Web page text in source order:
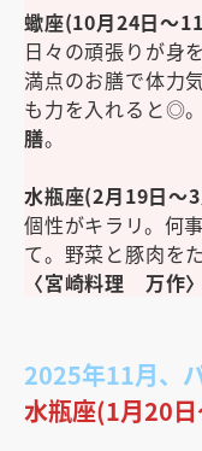
蠍座(10月24日～
日々の頑張りが身
満点のお膳で体力
も力を入れると◎。
膳。
水瓶座(2月19日～3
個性がキラリ。何
て。野菜と豚肉を
〈宮崎料理 万作
2025年11月、
水瓶座(1月20